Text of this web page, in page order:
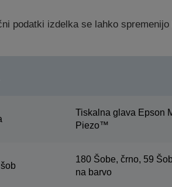
podatki izdelka se lahko
Tiskalna glava Epson
Piezo™
180 Šobe, črno, 59
na barvo